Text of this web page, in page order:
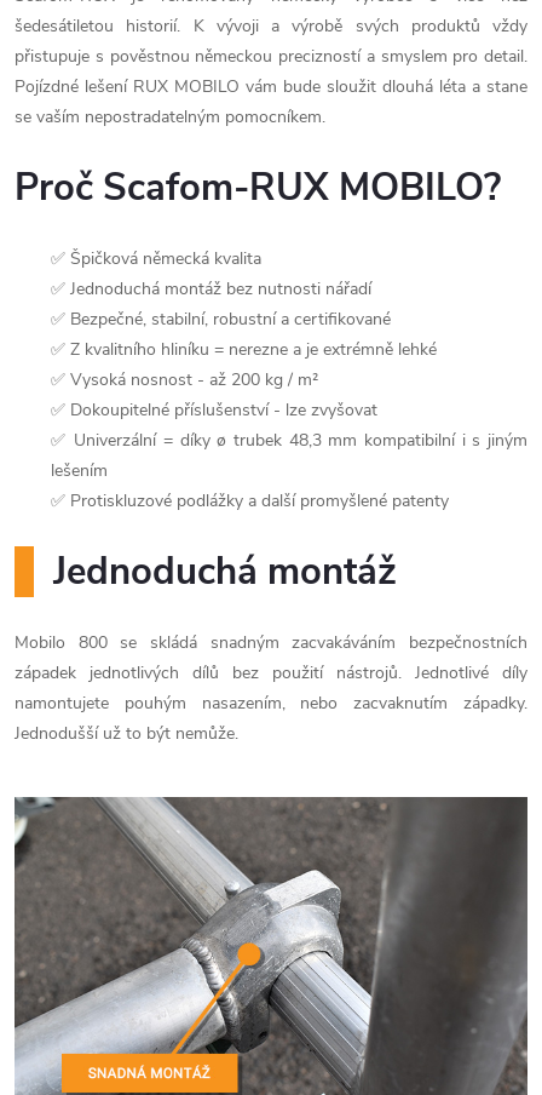
šedesátiletou historií. K vývoji a výrobě svých produktů vždy
přistupuje s pověstnou německou precizností a smyslem pro detail.
Pojízdné lešení RUX MOBILO vám bude sloužit dlouhá léta a stane
se vaším nepostradatelným pomocníkem.
Proč Scafom-RUX MOBILO?
✅ Špičková německá kvalita
✅ Jednoduchá montáž bez nutnosti nářadí
✅ Bezpečné, stabilní, robustní a certifikované
✅ Z kvalitního hliníku = nerezne a je extrémně lehké
✅ Vysoká nosnost - až 200 kg / m²
✅ Dokoupitelné příslušenství - lze zvyšovat
✅ Univerzální = díky ø trubek 48,3 mm kompatibilní i s jiným
lešením
✅ Protiskluzové podlážky a další promyšlené patenty
Jednoduchá montáž
Mobilo 800 se skládá snadným zacvakáváním bezpečnostních
západek jednotlivých dílů bez použití nástrojů. Jednotlivé díly
namontujete pouhým nasazením, nebo zacvaknutím západky.
Jednodušší už to být nemůže.